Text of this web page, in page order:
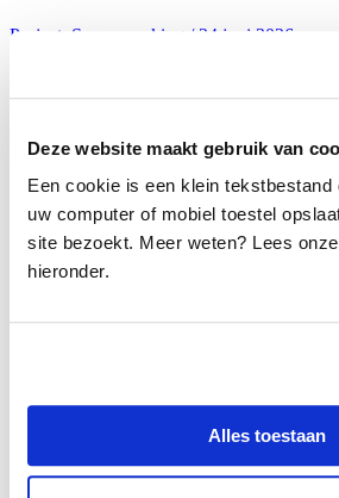
Deze website maakt gebruik van
Een cookie is een klein tekstbestand
uw computer of mobiel toestel
site bezoekt. Meer weten? Lees
hieronder.
Alles toestaan
Project, Samenwerking / 24 juni 2026
Nominaties Muziektheater­prijs
Project, Samenwerking / 24 juni 2026
Schumacher & Schumacher
Walhalla Pitch 2026
Kunst & Cultuur / 16 juni 2026